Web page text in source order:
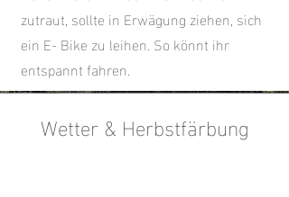
zutraut, sollte in Erwägung ziehen, sich
ein E- Bike zu leihen. So könnt ihr
entspannt fahren.
Wetter & Herbstfärbung